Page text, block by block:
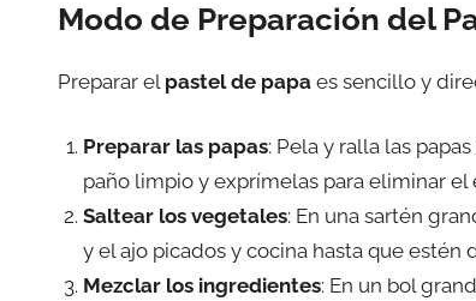
Modo de Preparación del
Preparar el pastel de papa es sencillo y
Preparar las papas: Pela y ralla las
paño limpio y exprímelas para eliminar el
Saltear los vegetales: En una sartén
y el ajo picados y cocina hasta que estén
Mezclar los ingredientes: En un bol